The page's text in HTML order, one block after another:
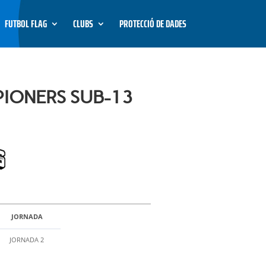
FUTBOL FLAG CLUBS PROTECCIÓ DE DADES
SUB-13
JORNADA
JORNADA 2